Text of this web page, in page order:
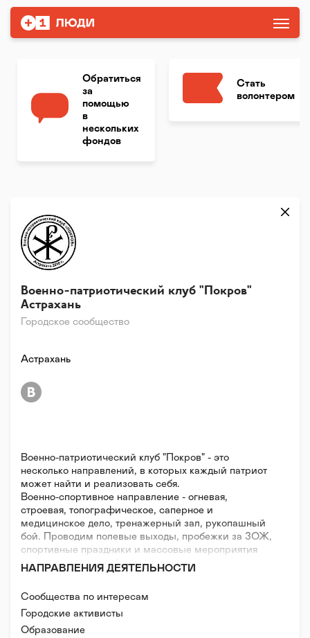
Обратиться
за
помощью
в
нескольких
фондов
Стать
волонтером
Городское сообщество
Военно-патриотический клуб "Покров"
Астрахань
Военно-патриотический клуб "Покров" - это
несколько направлений, в которых каждый патриот
может найти и реализовать себя.
Военно-спортивное направление - огневая,
строевая, топографическое, саперное и
медицинское дело, тренажерный зал, рукопашный
бой. Проводим полевые выходы, пробежки за ЗОЖ,
спортивные праздники и массовые мероприятия
городского масштаба.
Движение русской культуры - русский
хореографический ансамбль. Проводим вечерки,
русские праздники, проводим и участвуем в
массовых мероприятиях городского масштаба.
НАПРАВЛЕНИЯ ДЕЯТЕЛЬНОСТИ
Сообщества по интересам
Городские активисты
Образование
Астрахань